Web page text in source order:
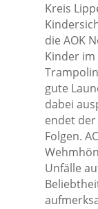
Kreis
die AOK
Kinder im
gute
dabei
endet
Folgen.
Unfälle